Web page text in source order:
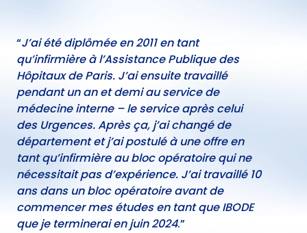
“J’ai été diplômée en 2011 en tant
qu’infirmière à l’Assistance Publique des
Hôpitaux de Paris. J’ai ensuite travaillé
pendant un an et demi au service de
médecine interne – le service après celui
des Urgences. Après ça, j’ai changé de
département et j’ai postulé à une offre en
tant qu’infirmière au bloc opératoire qui ne
nécessitait pas d’expérience. J’ai travaillé 10
ans dans un bloc opératoire avant de
commencer mes études en tant que IBODE
que je terminerai en juin 2024.”